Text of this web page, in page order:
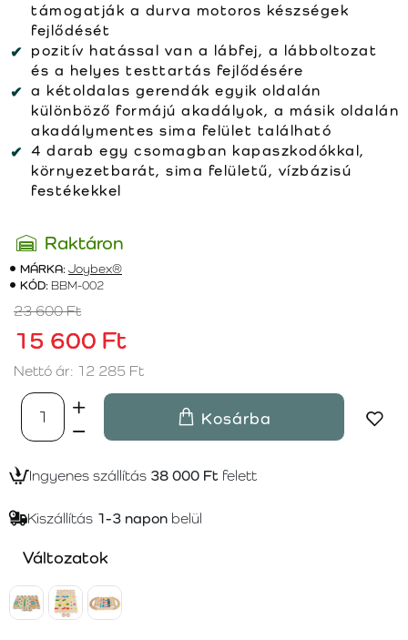
támogatják a durva motoros készségek
fejlődését
pozitív hatással van a lábfej, a lábboltozat
és a helyes testtartás fejlődésére
a kétoldalas gerendák egyik oldalán
különböző formájú akadályok, a másik oldalán
akadálymentes sima felület található
4 darab egy csomagban kapaszkodókkal,
környezetbarát, sima felületű, vízbázisú
festékekkel
Raktáron
MÁRKA:Joybex®
KÓD: BBM-002
15 600 Ft
23 600 Ft
Nettó ár: 12 285 Ft
Kosárba
Ingyenes szállítás 38 000 Ft felett
Kiszállítás 1-3 napon belül
Változatok